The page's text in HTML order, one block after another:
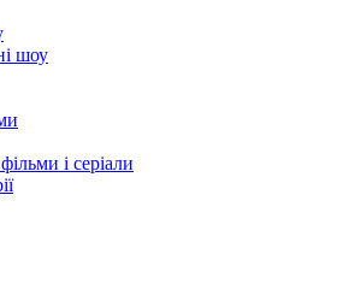
шоу
і серіали